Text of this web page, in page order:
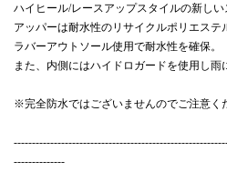
ハイヒール/レースアップスタイルの新しい
アッパーは耐水性のリサイクルポリエステ
ラバーアウトソール使用で耐水性を確保。
また、内側にはハイドロガードを使用し雨
※完全防水ではございませんのでご注意く
--------------